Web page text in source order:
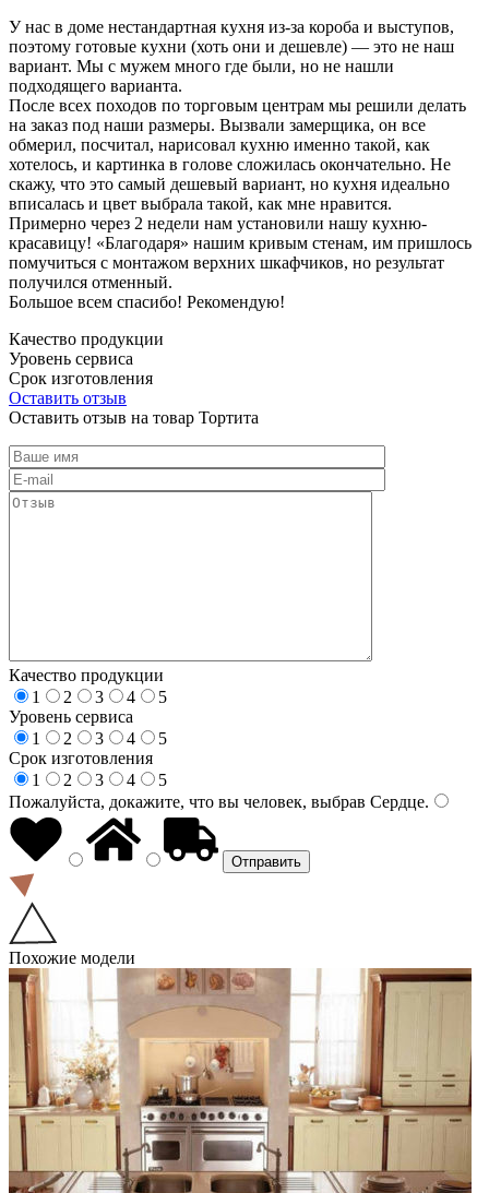
У нас в доме нестандартная кухня из-за короба и выступов,
поэтому готовые кухни (хоть они и дешевле) — это не наш
вариант. Мы с мужем много где были, но не нашли
подходящего варианта.
После всех походов по торговым центрам мы решили делать
на заказ под наши размеры. Вызвали замерщика, он все
обмерил, посчитал, нарисовал кухню именно такой, как
хотелось, и картинка в голове сложилась окончательно. Не
скажу, что это самый дешевый вариант, но кухня идеально
вписалась и цвет выбрала такой, как мне нравится.
Примерно через 2 недели нам установили нашу кухню-
красавицу! «Благодаря» нашим кривым стенам, им пришлось
помучиться с монтажом верхних шкафчиков, но результат
получился отменный.
Большое всем спасибо! Рекомендую!
Качество продукции
Уровень сервиса
Срок изготовления
Оставить отзыв
Оставить отзыв на товар Тортита
Качество продукции
1
2 3 4
5
Уровень сервиса
1
2 3 4
5
Срок изготовления
1
2 3 4
5
Пожалуйста, докажите, что вы человек, выбрав Сердце.
Похожие модели